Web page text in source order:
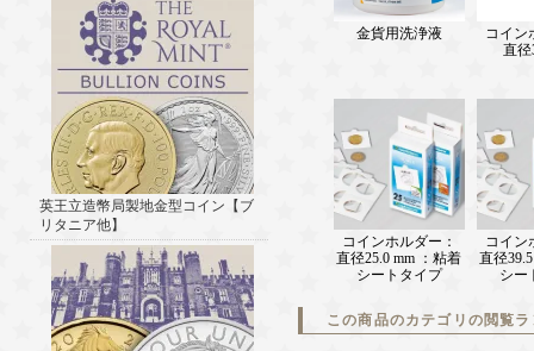
英王立造幣局製地金型コイン【ブ
リタニア他】
金貨用洗浄液
コイン
直径
コインホルダー：
直径25.0 mm ：粘着
シートタイプ
コイン
直径
シー
この商品のカテゴリの閲覧